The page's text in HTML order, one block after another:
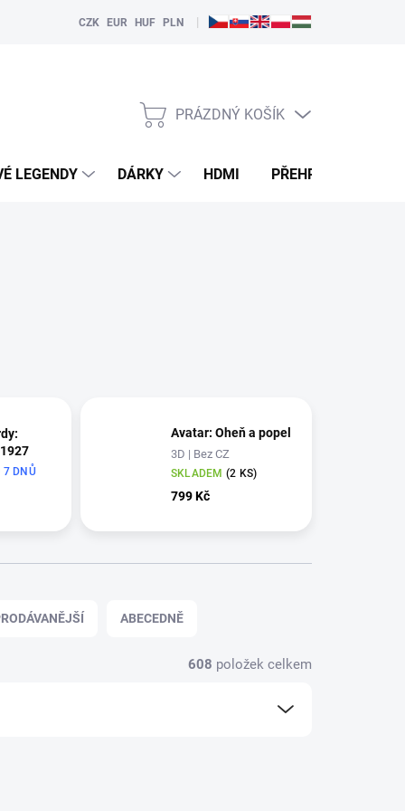
CZK EUR HUF PLN |
NÁKUPNÍ
PRÁZDNÝ KOŠÍK
LEGENDY DÁRKY HDMI PŘEHRÁVAČE
7 DNŮ
Avatar: Oheň a popel
3D | Bez CZ
SKLADEM (2 KS)
799 Kč
ABECEDNĚ
608 položek celkem